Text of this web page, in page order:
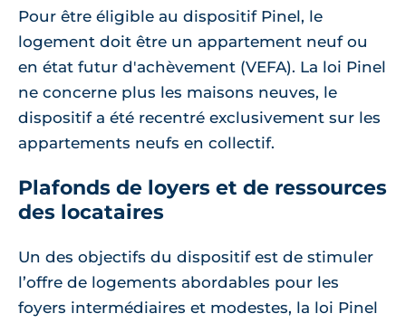
Pour être éligible au dispositif Pinel, le
logement doit être un appartement neuf ou
en état futur d'achèvement (VEFA). La loi Pinel
ne concerne plus les maisons neuves, le
dispositif a été recentré exclusivement sur les
appartements neufs en collectif.
Plafonds de loyers et de ressources
des locataires
Un des objectifs du dispositif est de stimuler
l’offre de logements abordables pour les
foyers intermédiaires et modestes, la loi Pinel